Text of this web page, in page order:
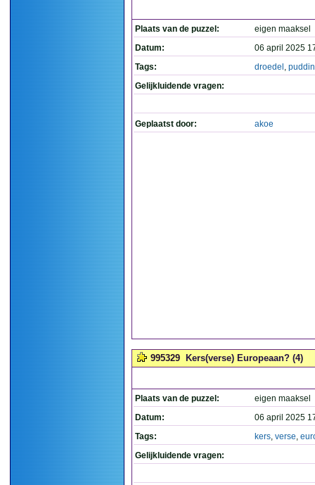
Plaats van de puzzel:
eigen maaksel
Datum:
06 april 2025
Tags:
droedel , puddin
Gelijkluidende vragen:
Geplaatst door: akoe
995329 Kers(verse) Europeaan? (4)
Plaats van de puzzel:
eigen maaksel
Datum:
06 april 2025
Tags:
kers, verse,
Gelijkluidende vragen: